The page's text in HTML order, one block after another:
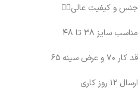
جنس و کیفیت عالی👌🏻
مناسب سایز ۳۸ تا ۴۸
قد کار ۷۰ و عرض سینه ۶۵
ارسال ۱۲ روز کاری